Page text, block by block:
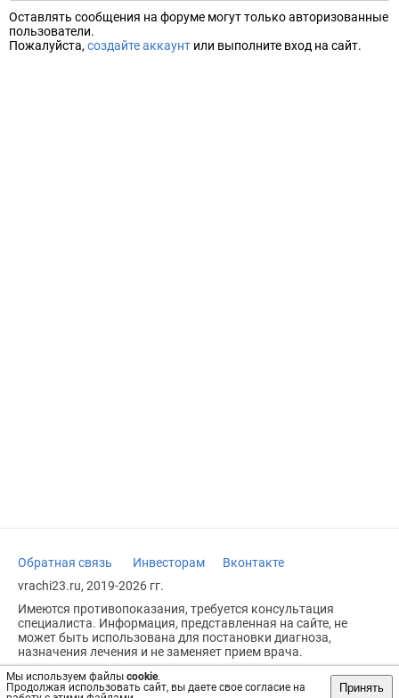
Мы используем файлы cookie.
Продолжая использовать сайт, вы даете свое согласие на
Принять
Оставлять сообщения на форуме могут только авторизованные
пользователи.
Пожалуйста, создайте аккаунт или выполните вход на сайт.
Обратная связь Инвесторам
Вконтакте
vrachi23.ru, 2019-2026 гг.
Имеются противопоказания, требуется консультация
специалиста. Информация, представленная на сайте, не
может быть использована для постановки диагноза,
назначения лечения и не заменяет прием врача.
Возрастное ограничение: 18+